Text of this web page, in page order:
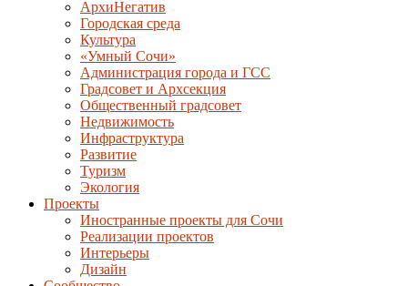
АрхиНегатив
Городская среда
Культура
«Умный Сочи»
Администрация города и ГСС
Градсовет и Архсекция
Общественный градсовет
Недвижимость
Инфраструктура
Развитие
Туризм
Экология
Проекты
Иностранные проекты для Сочи
Реализации проектов
Интерьеры
Дизайн